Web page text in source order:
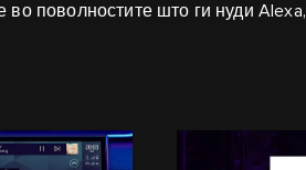
поволностите што ги нуди Alexa,